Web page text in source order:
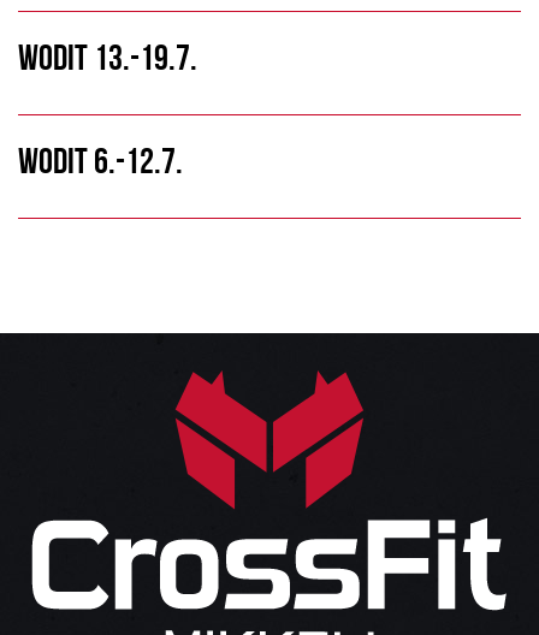
WODIT 13.-19.7.
WODIT 6.-12.7.